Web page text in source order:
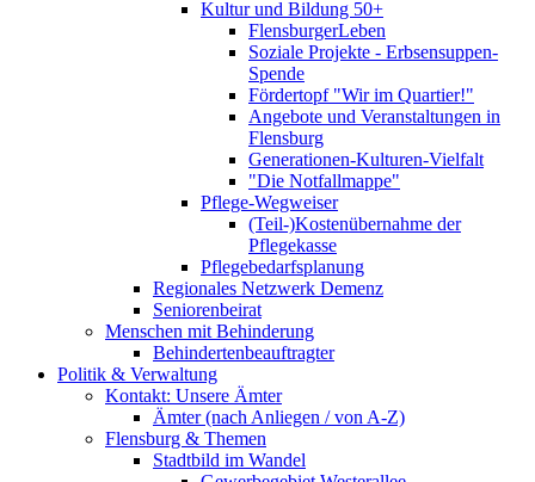
Kultur und Bildung 50+
FlensburgerLeben
Soziale Projekte - Erbsensuppen-
Spende
Fördertopf "Wir im Quartier!"
Angebote und Veranstaltungen in
Flensburg
Generationen-Kulturen-Vielfalt
"Die Notfallmappe"
Pflege-Wegweiser
(Teil-)Kostenübernahme der
Pflegekasse
Pflegebedarfsplanung
Regionales Netzwerk Demenz
Seniorenbeirat
Menschen mit Behinderung
Behindertenbeauftragter
Politik & Verwaltung
Kontakt: Unsere Ämter
Ämter (nach Anliegen / von A-Z)
Flensburg & Themen
Stadtbild im Wandel